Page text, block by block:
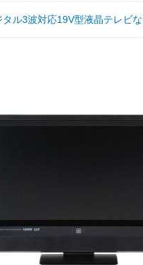
ル3波対応19V型液晶テレビ